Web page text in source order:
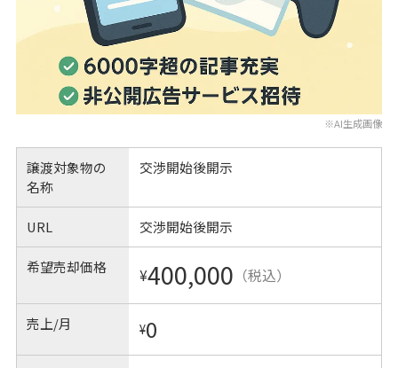
※AI生成画像
譲渡対象物の
名称
交渉開始後開示
URL 交渉開始後開示
希望売却価格 ¥400,000 （税込）
売上/月 ¥0